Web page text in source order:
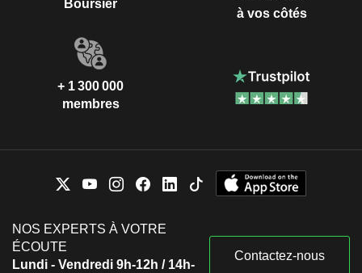
Boursier
à vos côtés
+ 1 300 000
membres
NOS EXPERTS À VOTRE
ÉCOUTE
Lundi - Vendredi 9h-12h / 14h-
Contactez-nous